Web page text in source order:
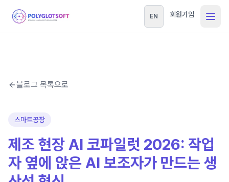
EN 회원가입
블로그 목록으로
스마트공장
제조 현장 AI 코파일럿 2026: 작업
자 옆에 앉은 AI 보조자가 만드는 생